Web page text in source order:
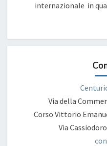
internazionale in
Via della
Corso Vittorio
Via